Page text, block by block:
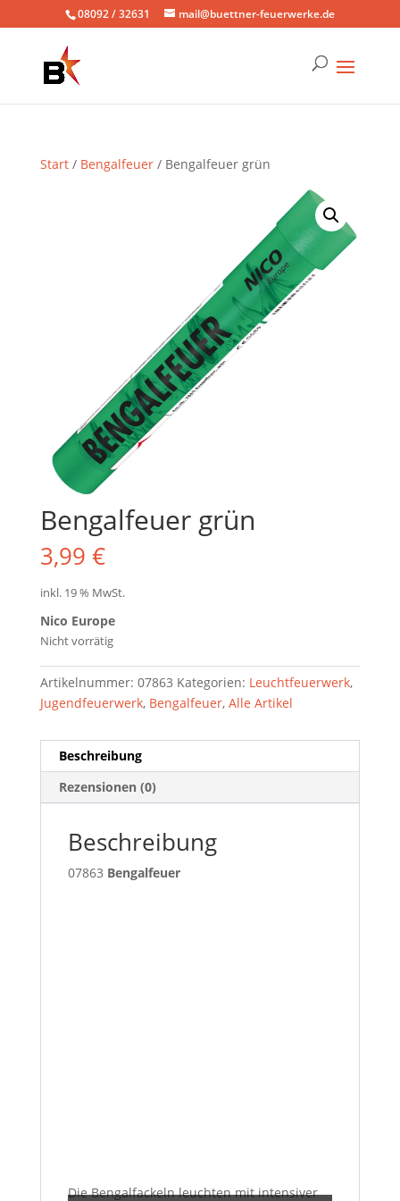
08092 / 32631 mail@buettner-feuerwerke.de
Start/ Bengalfeuer/ Bengalfeuer grün
Bengalfeuer grün
3,99 €
inkl. 19 % MwSt.
Nico Europe
Nicht vorrätig
Artikelnummer: 07863 Kategorien: Leuchtfeuerwerk,
Jugendfeuerwerk, Bengalfeuer, Alle Artikel
Beschreibung
Rezensionen (0)
Beschreibung
07863 Bengalfeuer
Inhalt
Die Bengalfackeln leuchten mit intensiver